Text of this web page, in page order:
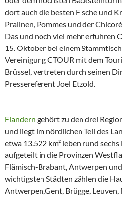
dort auch die besten Fische und
Pralinen, Pommes und der
Das und noch viel mehr erfuhren
15. Oktober bei einem
Vereinigung CTOUR mit dem
Brüssel, vertreten durch seinen
Pressereferent Joel Etzold.
Flandern gehört zu den drei
und liegt im nördlichen Teil des
etwa 13.522 km² leben rund
aufgeteilt in die Provinzen
Flämisch-Brabant, Antwerpen
wichtigsten Städten zählen die
Antwerpen,Gent, Brügge,